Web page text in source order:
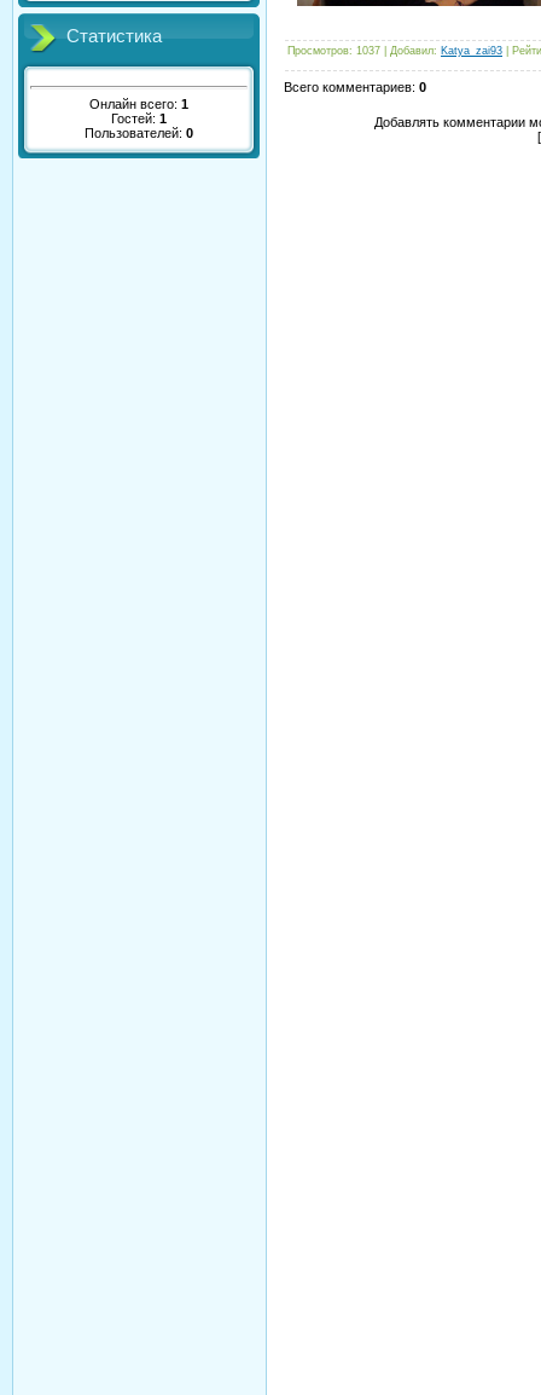
Статистика
Онлайн всего: 1
Гостей: 1
Пользователей: 0
Просмотров: 1037 Добавил: Katya_zai93
Всего комментариев: 0
Добавлять комментарии